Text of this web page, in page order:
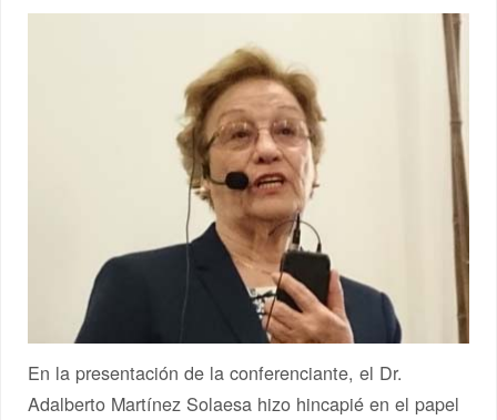
En la presentación de la conferenciante, el Dr.
Adalberto Martínez Solaesa hizo hincapié en el papel